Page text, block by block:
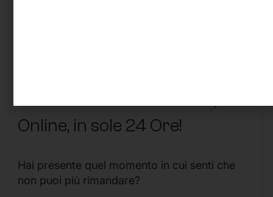
FidoCommercialista Puoi,
Online, in sole 24 Ore!
Hai presente quel momento in cui senti che
non puoi più rimandare?